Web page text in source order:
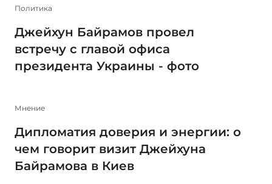
Политика
Джейхун Байрамов провел
встречу с главой офиса
президента Украины - фото
Мнение
Дипломатия доверия и энергии: о
чем говорит визит Джейхуна
Байрамова в Киев